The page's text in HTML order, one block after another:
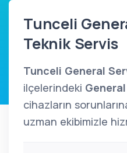
Tunceli
Teknik Servis
Tunceli General
ilçelerindeki General
cihazların
uzman ekibimizle